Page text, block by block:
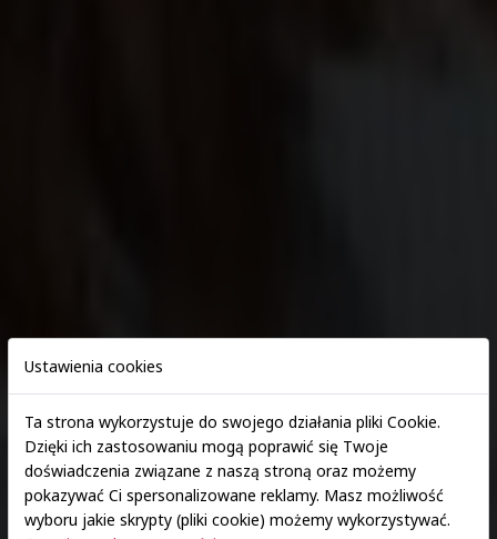
Zapisz się > E-rekrutacja
Ustawienia cookies
Ta strona wykorzystuje do swojego działania pliki Cookie.
Dzięki ich zastosowaniu mogą poprawić się Twoje
doświadczenia związane z naszą stroną oraz możemy
pokazywać Ci spersonalizowane reklamy. Masz możliwość
wyboru jakie skrypty (pliki cookie) możemy wykorzystywać.